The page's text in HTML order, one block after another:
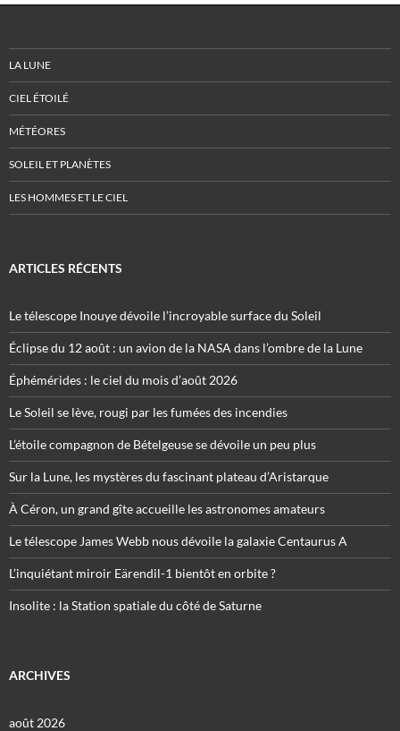
LA LUNE
CIEL ÉTOILÉ
MÉTÉORES
SOLEIL ET PLANÈTES
LES HOMMES ET LE CIEL
ARTICLES RÉCENTS
Le télescope Inouye dévoile l’incroyable surface du Soleil
Éclipse du 12 août : un avion de la NASA dans l’ombre de la Lune
Éphémérides : le ciel du mois d’août 2026
Le Soleil se lève, rougi par les fumées des incendies
L’étoile compagnon de Bételgeuse se dévoile un peu plus
Sur la Lune, les mystères du fascinant plateau d’Aristarque
À Céron, un grand gîte accueille les astronomes amateurs
Le télescope James Webb nous dévoile la galaxie Centaurus A
L’inquiétant miroir Eärendil-1 bientôt en orbite ?
Insolite : la Station spatiale du côté de Saturne
ARCHIVES
août 2026